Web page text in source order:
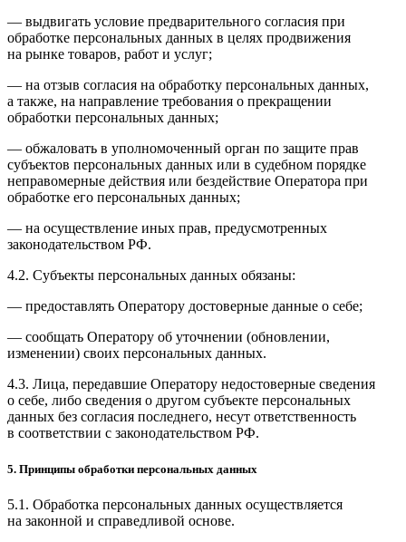
— выдвигать условие предварительного согласия при
обработке персональных данных в целях продвижения
на рынке товаров, работ и услуг;
— на отзыв согласия на обработку персональных данных,
а также, на направление требования о прекращении
обработки персональных данных;
— обжаловать в уполномоченный орган по защите прав
субъектов персональных данных или в судебном порядке
неправомерные действия или бездействие Оператора при
обработке его персональных данных;
— на осуществление иных прав, предусмотренных
законодательством РФ.
4.2. Субъекты персональных данных обязаны:
— предоставлять Оператору достоверные данные о себе;
— сообщать Оператору об уточнении (обновлении,
изменении) своих персональных данных.
4.3. Лица, передавшие Оператору недостоверные сведения
о себе, либо сведения о другом субъекте персональных
данных без согласия последнего, несут ответственность
в соответствии с законодательством РФ.
5. Принципы обработки персональных данных
5.1. Обработка персональных данных осуществляется
на законной и справедливой основе.